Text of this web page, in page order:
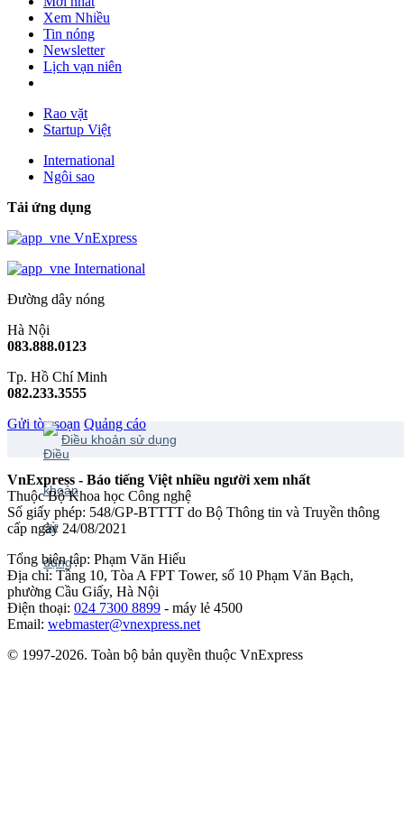
Xem Nhiều
Tin nóng
Newsletter
Lịch vạn niên
Rao vặt
Startup Việt
International
Ngôi sao
Tải ứng dụng
VnExpress
International
Đường dây nóng
Hà Nội
083.888.0123
Tp. Hồ Chí Minh
082.233.3555
Gửi tòa soạn Quảng cáo
Điều khoản sử dụng
VnExpress - Báo tiếng Việt nhiều người xem nhất
Thuộc Bộ Khoa học Công nghệ
Số giấy phép: 548/GP-BTTTT do Bộ Thông tin và Truyền thông
cấp ngày 24/08/2021
Tổng biên tập: Phạm Văn Hiếu
Địa chỉ: Tầng 10, Tòa A FPT Tower, số 10 Phạm Văn Bạch,
phường Cầu Giấy, Hà Nội
Điện thoại: 024 7300 8899 - máy lẻ 4500
Email: webmaster@vnexpress.net
© 1997-2026. Toàn bộ bản quyền thuộc VnExpress